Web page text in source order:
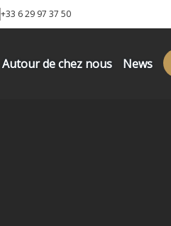
+33 6 29 97 37 50
Autour de chez nous News